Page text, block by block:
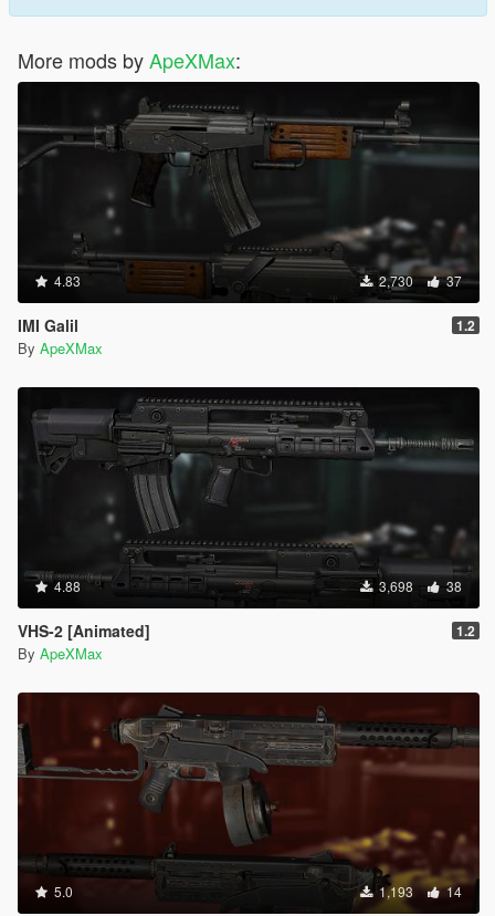
More mods byApeXMax:
4.83 2,730 37
IMI Galil 1.2
By ApeXMax
4.88 3,698 38
VHS-2 [Animated] 1.2
By ApeXMax
5.0 1,193 14